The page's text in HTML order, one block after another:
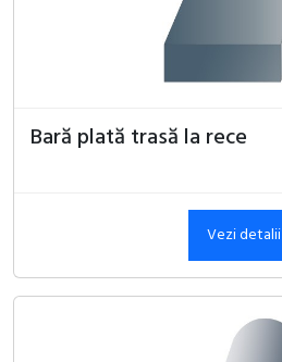
Bară plată trasă la rece
Vezi detalii